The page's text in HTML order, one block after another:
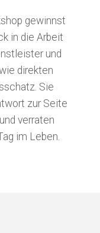
gewinnst
in die Arbeit
und
direkten
Sie
zur Seite
verraten
im Leben.